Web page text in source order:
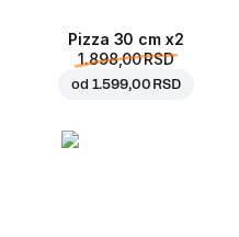
Pizza 30 cm x2
1.898,00 RSD
od 1.599,00 RSD